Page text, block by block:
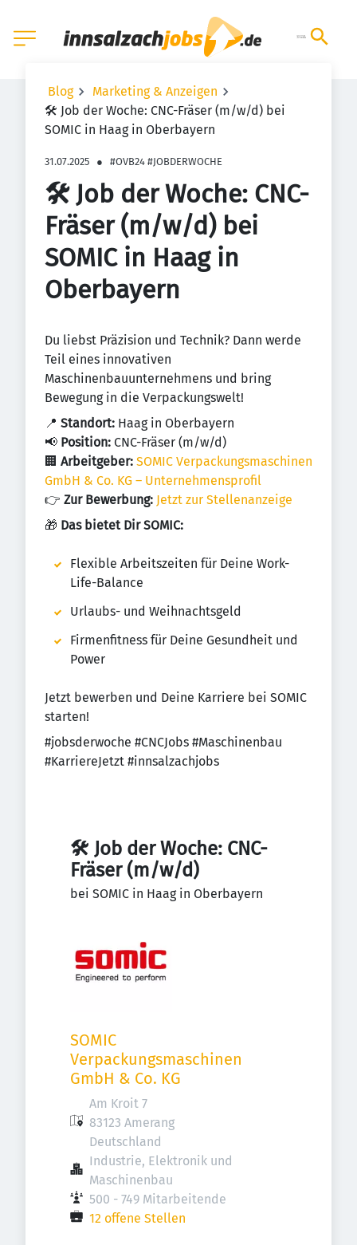
Blog
Marketing & Anzeigen
🛠️ Job der Woche: CNC-Fräser (m/w/d) bei
SOMIC in Haag in Oberbayern
31.07.2025 ● #OVB24 #JOBDERWOCHE
🛠️ Job der Woche: CNC-
Fräser (m/w/d) bei
SOMIC in Haag in
Oberbayern
Du liebst Präzision und Technik? Dann werde
Teil eines innovativen
Maschinenbauunternehmens und bring
Bewegung in die Verpackungswelt!
📍 Standort: Haag in Oberbayern
📢 Position: CNC-Fräser (m/w/d)
🏢 Arbeitgeber: SOMIC Verpackungsmaschinen
GmbH & Co. KG – Unternehmensprofil
👉 Zur Bewerbung: Jetzt zur Stellenanzeige
🎁 Das bietet Dir SOMIC:
Flexible Arbeitszeiten für Deine Work-
Life-Balance
Urlaubs- und Weihnachtsgeld
Firmenfitness für Deine Gesundheit und
Power
Jetzt bewerben und Deine Karriere bei SOMIC
starten!
#jobsderwoche #CNCJobs #Maschinenbau
#KarriereJetzt #innsalzachjobs
🛠️ Job der Woche: CNC-
Fräser (m/w/d)
bei SOMIC in Haag in Oberbayern
SOMIC
Verpackungsmaschinen
GmbH & Co. KG
Am Kroit 7
83123 Amerang
Deutschland
Industrie, Elektronik und
Maschinenbau
500 - 749 Mitarbeitende
12 offene Stellen